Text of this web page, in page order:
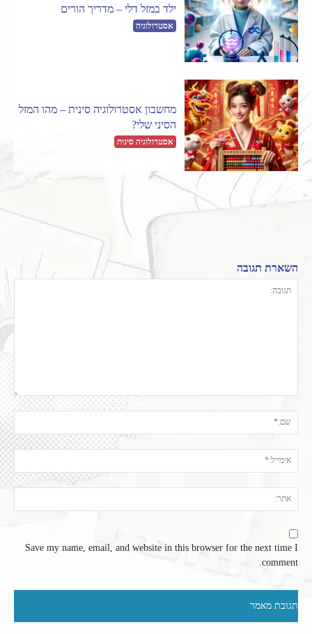
ילד במזל דלי – מדריך הורים
אסטרולוגיה
מחשבון אסטרולוגיה סינית – מהו המזל
הסיני שלי?
אסטרולוגיה סינית
השארת תגובה
Save my name, email, and website in this browser for the next time I
comment.